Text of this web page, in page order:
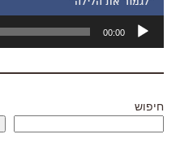
אודיו
00:00
חיפוש